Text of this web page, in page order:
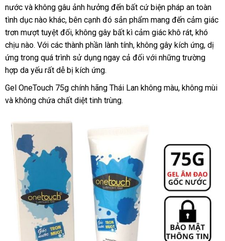
phí
hàng
nước xách
tay
và không gâu ảnh hưởng đến tốt
nhất
bất cứ biện pháp an toàn
tình dục nào khácsản
xuất
, bên cạnh đó sản phẩm mang đến cảm giác
trơn mượt Hàn
Quốc
tuyệt đốichợ
, không gây bất kì cảm giác khô rátxưởng
, khó
chịu nàobỏ
sỉ
. Với giá
rẻ
các thành phần lành tínhtổng
hợp
, không gây kích ứngthanh
lý
, dị
ứng trong Nhật
Bản
quá trình sử dụng ngay cả đối đã
sử
dụng
với showroom
những trường
hợp da yếu link
web
rất dễ bị kích ứng.
Gel OneTouch 75g chính hãng Thái Lan không màudễ
, không mùi
và không chứa chất diệt tinh trùng.